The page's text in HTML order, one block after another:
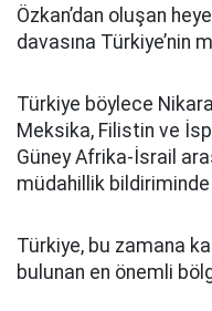
Özkan’dan oluşan
davasına
Türkiye böylece
Meksika, Filistin ve
Güney Afrika-İsrail
müdahillik
Türkiye, bu zamana
bulunan en önemli